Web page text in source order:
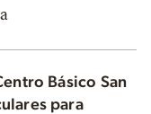
Básico San
para